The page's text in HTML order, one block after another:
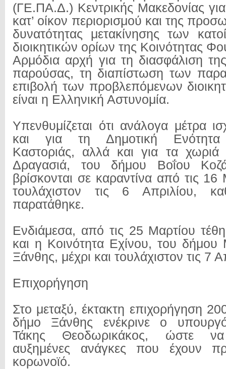
(ΓΕ.ΠΑ.Δ.) Κεντρικής Μακεδονίας
κατ’ οίκον περιορισμού και της
δυνατότητας μετακίνησης των
διοικητικών ορίων της Κοινότητας
Αρμόδια αρχή για τη διασφάλιση
παρούσας, τη διαπίστωση των
επιβολή των προβλεπόμενων
είναι η Ελληνική Αστυνομία.
Υπενθυμίζεται ότι ανάλογα μέτρα
και για τη Δημοτική Ενότητα
Καστοριάς, αλλά και για τα χωριά
Δραγασιά, του δήμου Βοΐου
βρίσκονται σε καραντίνα από τις
τουλάχιστον τις 6 Απριλίου,
παρατάθηκε.
Ενδιάμεσα, από τις 25 Μαρτίου
και η Κοινότητα Εχίνου, του
Ξάνθης, μέχρι και τουλάχιστον τις 7
Επιχορήγηση
Στο μεταξύ, έκτακτη επιχορήγηση
δήμο Ξάνθης ενέκρινε ο
Τάκης Θεοδωρικάκος, ώστε να
αυξημένες ανάγκες που έχουν
κορωνοϊό.